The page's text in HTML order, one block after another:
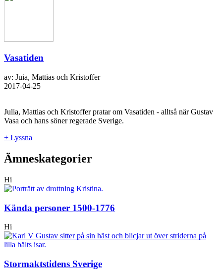
Vasatiden
av: Juia, Mattias och Kristoffer
2017-04-25
Julia, Mattias och Kristoffer pratar om Vasatiden - alltså när Gustav
Vasa och hans söner regerade Sverige.
+ Lyssna
Ämneskategorier
Hi
Kända personer 1500-1776
Hi
Stormaktstidens Sverige